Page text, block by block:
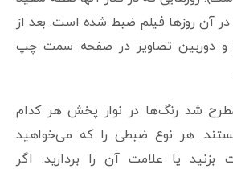
در آن روزها فیلم ضبط شده است. بعد از
و دوربین تصاویر در صفحه سمت چپ
مطرح شد رنگ‌ها در نوار پخش هر کدام
هر نوع ضبطی را که می‌خواهید
بزنید یا علامت آن را بردارید. اگر